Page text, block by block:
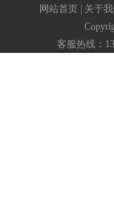
网站首页
关于
客服热线：